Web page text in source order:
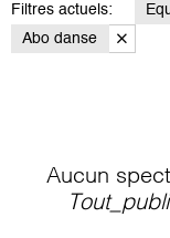
Filtres actuels:
Abo danse
Aucun